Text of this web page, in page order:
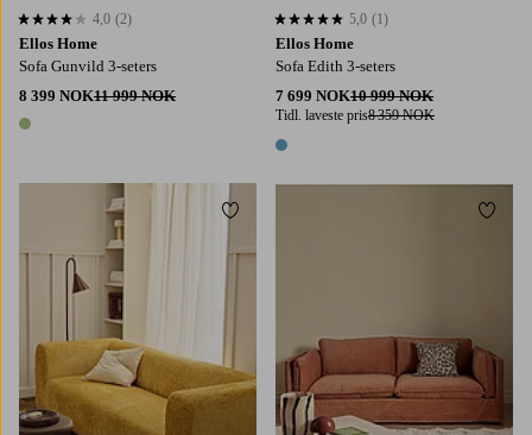
Ellos Home
Sofa Gunvild 3-seters
8 399 NOK11 999 NOK
1 farge
4,0 basert på 2 karaktergivninger
4,0 (2)
Ellos Home
Sofa Edith 3-seters
7 699 NOK10 999 NOK
Tidl. laveste pris8 359 NOK
1 farge
5,0 basert på 1 karaktergivninger
5,0 (1)
Legg til favoritter